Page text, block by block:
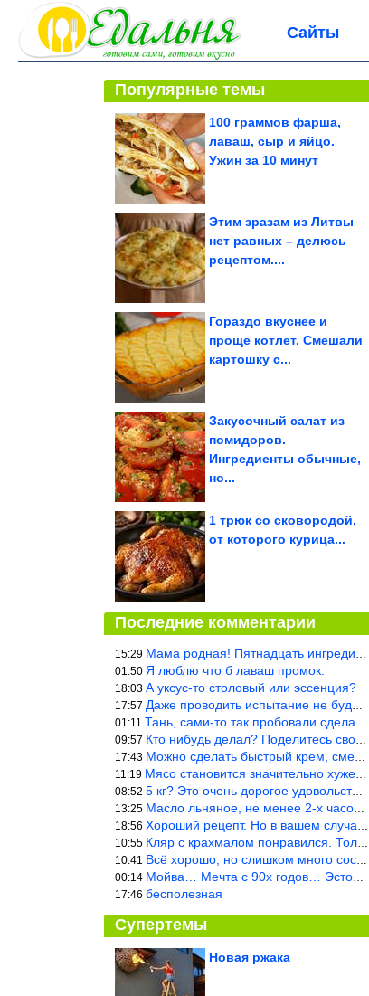
Сайты
Популярные темы
100 граммов фарша,
лаваш, сыр и яйцо.
Ужин за 10 минут
Этим зразам из Литвы
нет равных – делюсь
рецептом....
Гораздо вкуснее и
проще котлет. Смешали
картошку с...
Закусочный салат из
помидоров.
Ингредиенты обычные,
но...
1 трюк со сковородой,
от которого курица...
Последние комментарии
15:29 Мама родная! Пятнадцать ингредиентов на пирожок!!!
01:50 Я люблю что б лаваш промок.
18:03 А уксус-то столовый или эссенция?
17:57 Даже проводить испытание не буду — в воду и потом быстро в раска
01:11 Тань, сами-то так пробовали сделать? Ерунда же получится. Нет, с
09:57 Кто нибудь делал? Поделитесь своими результатами!!!
17:43 Можно сделать быстрый крем, смешав 2 банки вареной сгущенки со с
11:19 Мясо становится значительно хуже, когда долго лежит в морозилке
08:52 5 кг? Это очень дорогое удовольствие, исходя из цен на эту ягоду
13:25 Масло льняное, не менее 2-х часов. Писать надо по делу и подробн
18:56 Хороший рецепт. Но в вашем случае шницель получится парено-варен
10:55 Кляр с крахмалом понравился. Только я бы в воду добавил бы молок
10:41 Всё хорошо, но слишком много составляющих.
00:14 Мойва… Мечта с 90х годов… Эстония
17:46 бесполезная
Супертемы
8 архитектурных
Новая ржака